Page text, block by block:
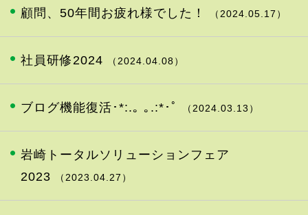
顧問、50年間お疲れ様でした！ （2024.05.17）
社員研修2024 （2024.04.08）
ブログ機能復活･*:.｡ ｡.:*･ﾟ （2024.03.13）
岩崎トータルソリューションフェア
2023
（2023.04.27）